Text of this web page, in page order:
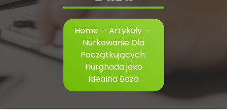
Home - Artykuły -
Nurkowanie Dla
Początkujących:
Hurghada jako
Idealna Baza